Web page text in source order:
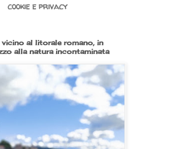
cookie e privacy
al litorale romano, in
alla natura incontaminata